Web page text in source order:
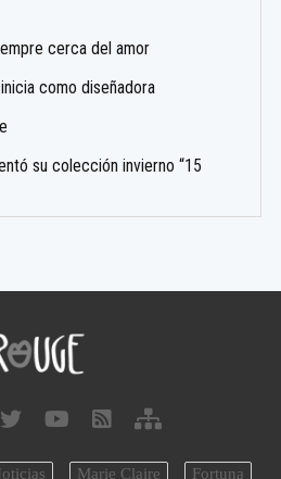
cerca del amor
como diseñadora
su colección invierno “15
Marie Claire Fortuna